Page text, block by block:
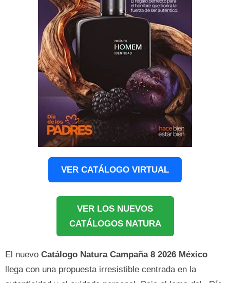
VER CATÁLOGO VIRTUAL
VER LOS NUEVOS
CATÁLOGOS NATURA
El nuevo Catálogo Natura Campaña 8 2026 México
llega con una propuesta irresistible centrada en la